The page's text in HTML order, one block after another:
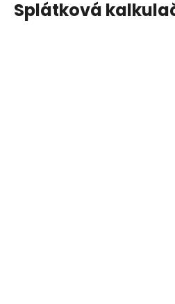
Splátková